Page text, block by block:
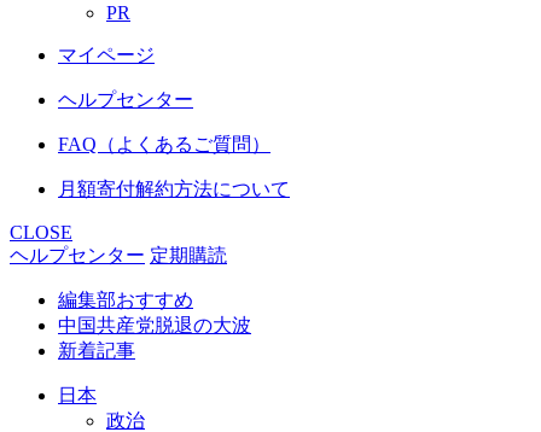
PR
マイページ
ヘルプセンター
FAQ（よくあるご質問）
月額寄付解約方法について
CLOSE
ヘルプセンター 定期購読
編集部おすすめ
中国共産党脱退の大波
新着記事
日本
政治